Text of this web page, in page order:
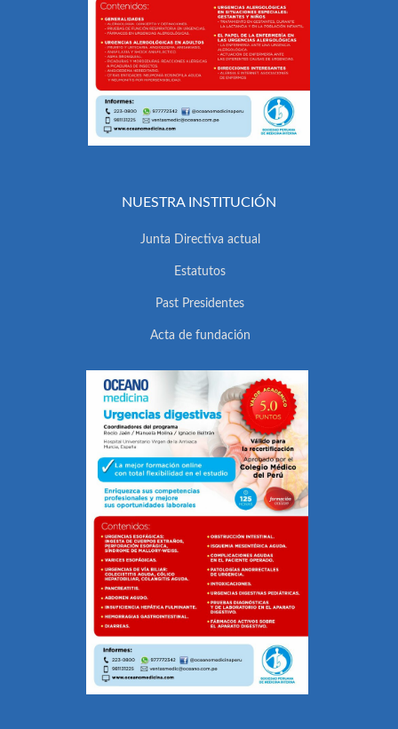
NUESTRA INSTITUCIÓN
Junta Directiva actual
Estatutos
Past Presidentes
Acta de fundación